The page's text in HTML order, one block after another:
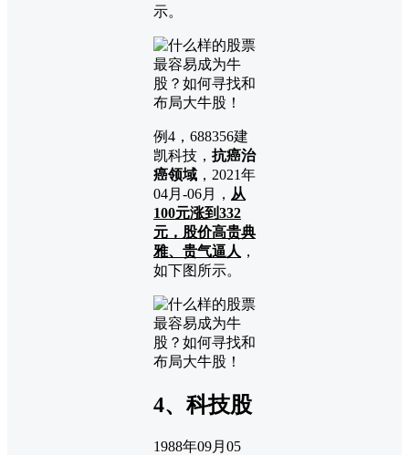
示。
例4，688356建
凯科技， 抗癌治
癌领域 ，2021年
04月-06月， 从
100元涨到332
元，股价高贵典
雅、贵气逼人 ，
如下图所示。
4、科技股
1988年09月05